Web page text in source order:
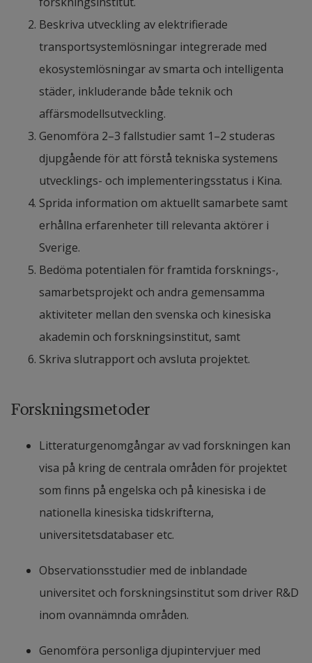
Läs rapporten pdf, 1.2 MB, öppnas i nytt fönster.
Författare: Jasmine Lihua Liu, Shendong Zu och
Mike Danilovic
I samarbete med: Tomas Müllern, Arne Nåbo och
Philip Almestrand Linné
Summary of abstract
China, of which 270 million were passenger
This article mainly conducts research in the field of
wireless power transmission for static and dynamic
The development in demonstration sites began in
2015, based on the early days of research and
basic technology development.
In 2015, EV WPT’s TRL (Technology Readiness
2019, the development of EV WPT in the private
sector has become more mature, and the curve will
reach TRL7 in 2020.
There are several Chinese automotive OEM
Beskriva utveckling av elektrifierade
transportsystemlösningar integrerade med
ekosystemlösningar av smarta och intelligenta
städer, inkluderande både teknik och
affärsmodellsutveckling.
Genomföra 2–3 fallstudier samt 1–2 studeras
djupgående för att förstå tekniska systemens
utvecklings- och implementeringsstatus i Kina.
Sprida information om aktuellt samarbete samt
erhållna erfarenheter till relevanta aktörer i
Sverige.
Bedöma potentialen för framtida forsknings-,
samarbetsprojekt och andra gemensamma
aktiviteter mellan den svenska och kinesiska
akademin och forskningsinstitut, samt
Skriva slutrapport och avsluta projektet.
Forskningsmetoder
Litteraturgenomgångar av vad forskningen kan
visa på kring de centrala områden för projektet
som finns på engelska och på kinesiska i de
nationella kinesiska tidskrifterna,
universitetsdatabaser etc.
Observationsstudier med de inblandade
universitet och forskningsinstitut som driver R&D
inom ovannämnda områden.
Genomföra personliga djupintervjuer med